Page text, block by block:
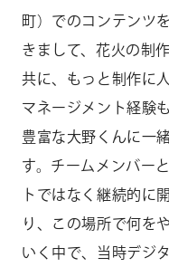
町）でのコンテンツ
きまして、花火の制
共に、もっと制作に
マネージメント経験
豊富な大野くんに一
す。チームメンバー
トではなく継続的に
り、この場所で何を
いく中で、当時デジ